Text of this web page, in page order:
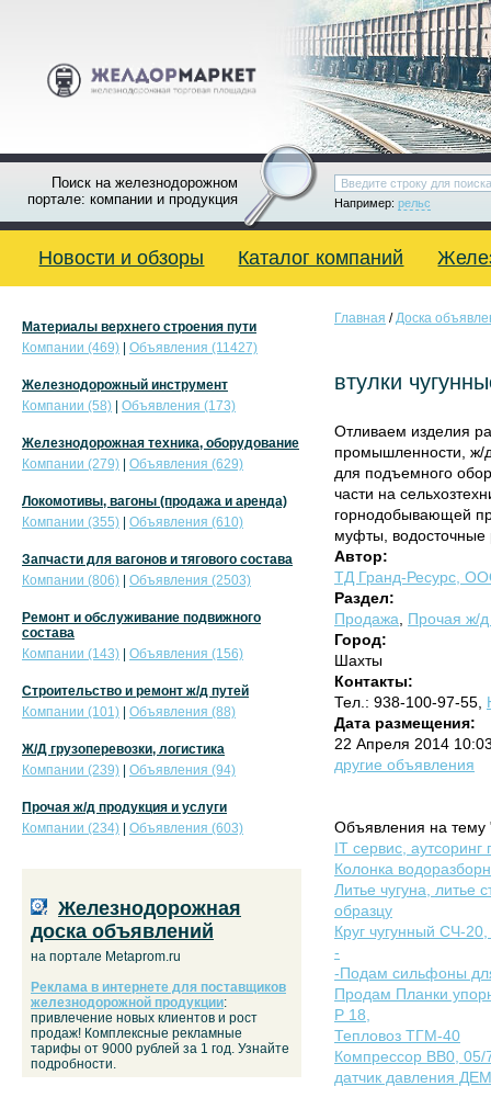
Поиск на железнодорожном
портале: компании и продукция
Например: рельс
Новости и обзоры Каталог компаний
Главная /Доска
втулки
Отливаем изделия
промышленности, ж/
для подъемного
части на
горнодобывающей
муфты, водосточные
Автор:
ТД Гранд-Ресурс,
Раздел:
Продажа
Прочая ж/д
Город:
Шахты
Контакты:
Тел.: 938-100-97-55,
Дата размещения:
22 Апреля 2014
другие объявления
Объявления на тему
IT сервис, аутсоринг
Колонка
Литье чугуна, литье
образцу
Круг чугунный СЧ-20,
-
-Подам сильфоны
Продам Планки
Р 18,
Тепловоз ТГМ-40
Компрессор ВВ0,
датчик давления
Материалы верхнего строения пути
Компании (469)
Объявления (11427)
Железнодорожный инструмент
Компании (58)
Объявления (173)
Железнодорожная техника, оборудование
Компании (279)
Объявления (629)
Локомотивы, вагоны (продажа и аренда)
Компании (355)
Объявления (610)
Запчасти для вагонов и тягового состава
Компании (806)
Объявления (2503)
Ремонт и обслуживание подвижного
состава
Компании (143)
Объявления (156)
Строительство и ремонт ж/д путей
Компании (101)
Объявления (88)
Ж/Д грузоперевозки, логистика
Компании (239)
Объявления (94)
Прочая ж/д продукция и услуги
Компании (234)
Объявления (603)
Железнодорожная
доска объявлений
на портале Metaprom.ru
Реклама в интернете для поставщиков
железнодорожной продукции:
привлечение новых клиентов и рост
продаж! Комплексные рекламные
тарифы от 9000 рублей за 1 год. Узнайте
подробности.